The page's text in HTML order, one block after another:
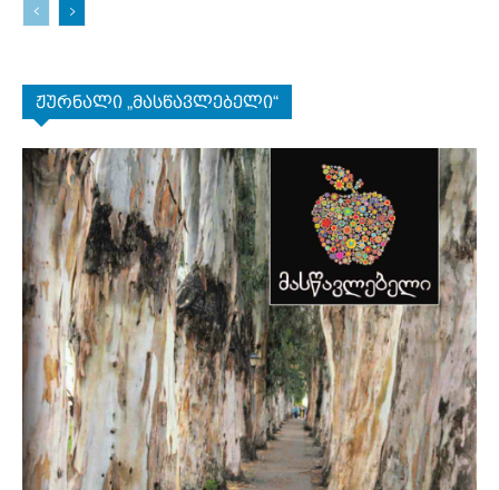
ჟურნალი „მასწავლებელი“